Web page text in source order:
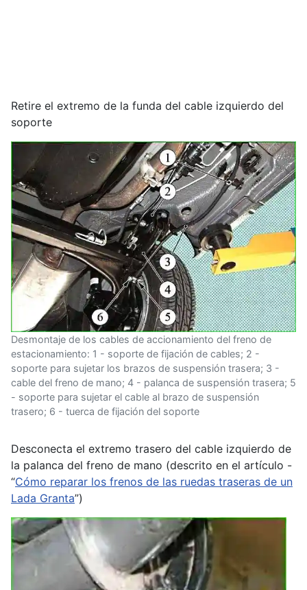
Retire el extremo de la funda del cable izquierdo del
soporte
Desmontaje de los cables de accionamiento del freno de
estacionamiento: 1 - soporte de fijación de cables; 2 -
soporte para sujetar los brazos de suspensión trasera; 3 -
cable del freno de mano; 4 - palanca de suspensión trasera; 5
- soporte para sujetar el cable al brazo de suspensión
trasero; 6 - tuerca de fijación del soporte
Desconecta el extremo trasero del cable izquierdo de
la palanca del freno de mano (descrito en el artículo -
“Cómo reparar los frenos de las ruedas traseras de un
Lada Granta”)